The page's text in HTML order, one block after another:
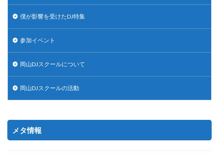
僕が影響を受けたDJ特集
参加イベント
岡山DJスクールについて
岡山DJスクールの活動
メタ情報